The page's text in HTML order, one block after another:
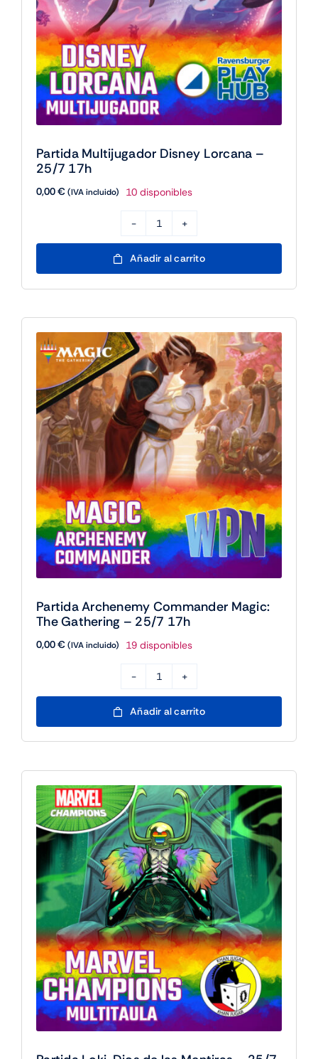
Partida Multijugador Disney Lorcana –
25/7 17h
0,00€(IVA incluido) 10 disponibles
Lorcana
17h
cantidad
Añadir al carrito
Partida Archenemy Commander Magic:
The Gathering – 25/7 17h
0,00€(IVA incluido) 19 disponibles
Magic:
-
25/7
17h
cantidad
Añadir al carrito